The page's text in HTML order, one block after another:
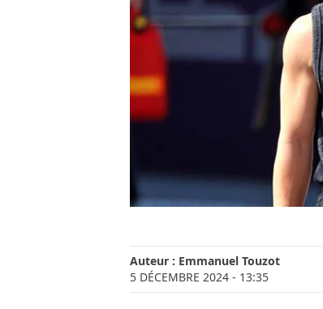
Auteur : Emmanuel Touzot
5 DÉCEMBRE 2024 - 13:35